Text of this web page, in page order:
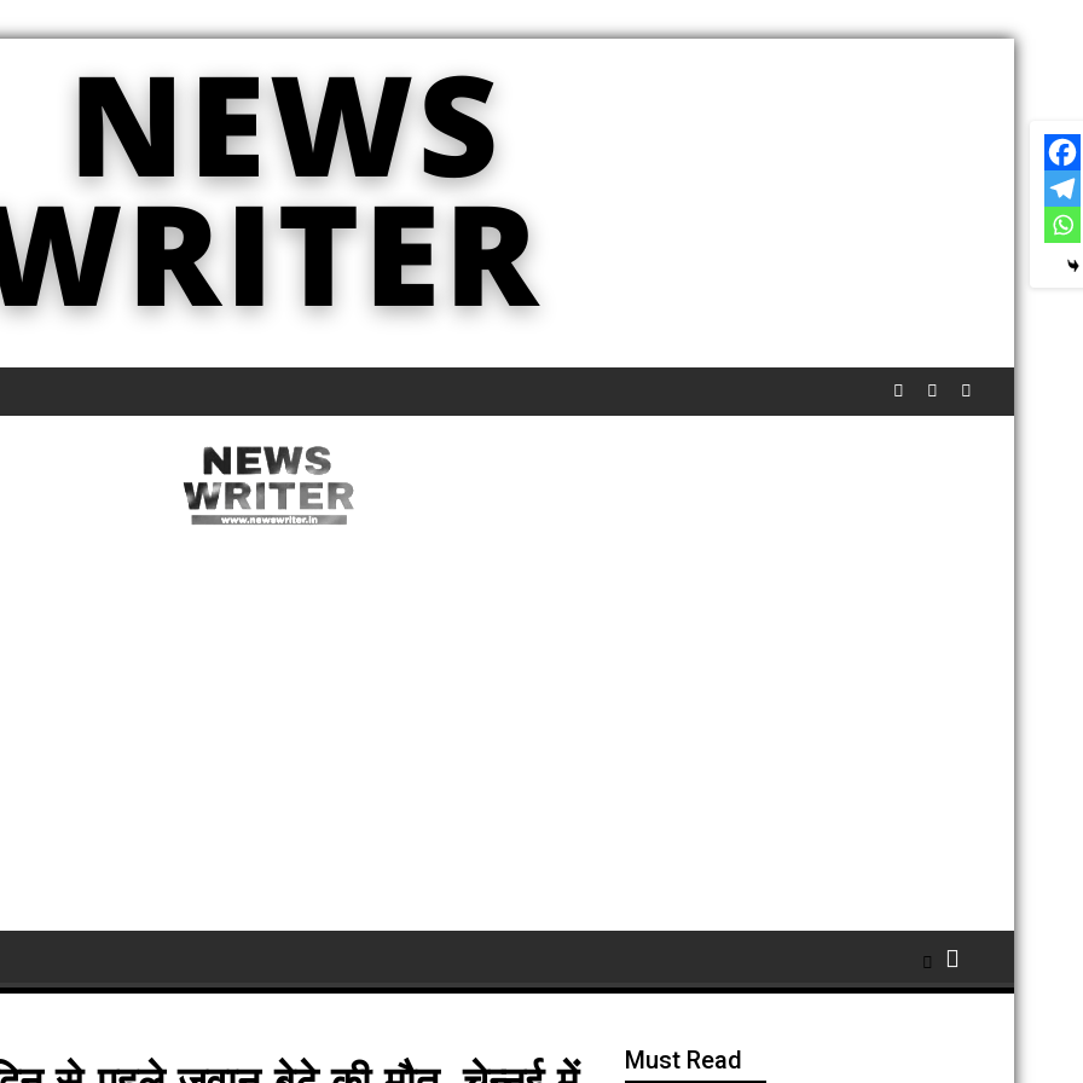
Must Read